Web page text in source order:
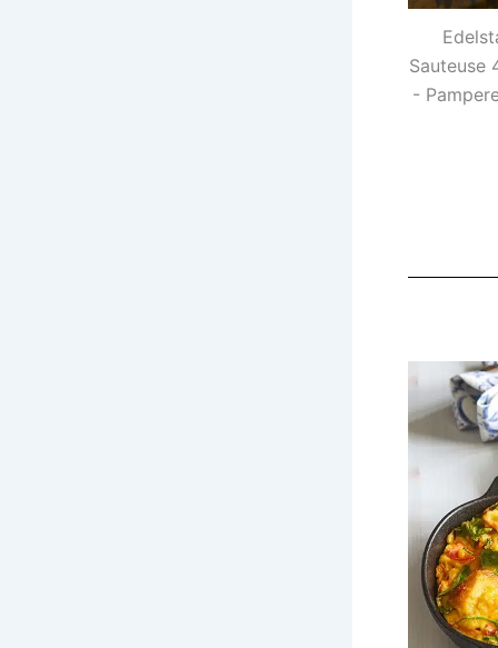
Sauteuse
-